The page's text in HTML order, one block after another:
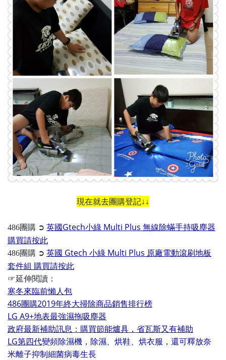
現在就去團購登記↓↓
486團購 ➲ 英國Gtech小綠 Multi Plus 無線除蟎手持吸塵器
購買請按此
486團購 ➲ 英國 Gtech 小綠 Multi Plus 原廠電動滾刷地板
套件組 購買請按此
☞延伸閱讀：
寒冬來臨前懶人包
486團購2019年終大掃除商品銷售排行榜
LG A9+地表最強濕拖吸塵器
政府最新補助訊息：購買節能爐具，省瓦斯又有補助
LG第四代變頻除濕機，除濕、烘鞋、烘衣服，還可釋放奈
米離子抑制細菌病毒生長